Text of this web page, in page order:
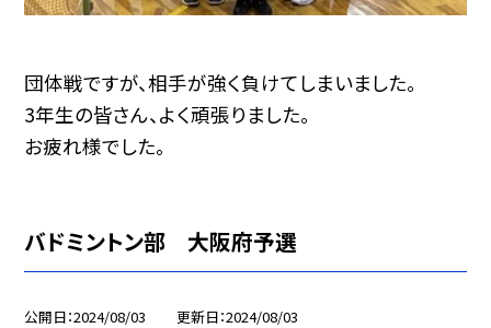
団体戦ですが、相手が強く負けてしまいました。
3年生の皆さん、よく頑張りました。
お疲れ様でした。
バドミントン部 大阪府予選
公開日 2024/08/03 更新日 2024/08/03